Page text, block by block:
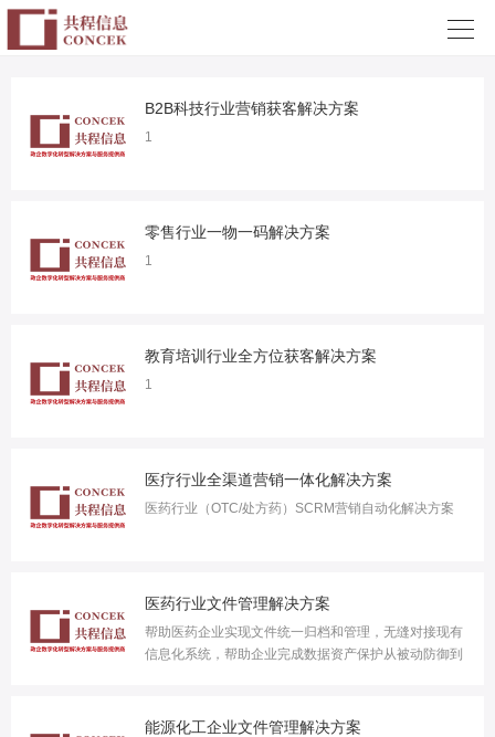

B2B科技行业营销获客解决方案
1
零售行业一物一码解决方案
1
教育培训行业全方位获客解决方案
1
医疗行业全渠道营销一体化解决方案
医药行业（OTC/处方药）SCRM营销自动化解决方案
医药行业文件管理解决方案
帮助医药企业实现文件统一归档和管理，无缝对接现有
信息化系统，帮助企业完成数据资产保护从被动防御到
能源化工企业文件管理解决方案